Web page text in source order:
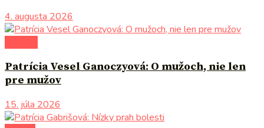
4. augusta 2026
Patrícia Vesel Ganoczyová: O mužoch, nie len
pre mužov
15. júla 2026